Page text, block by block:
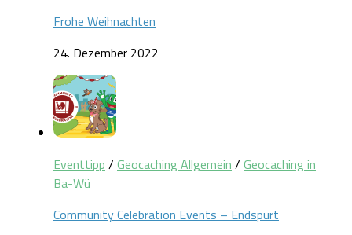
Frohe Weihnachten
24. Dezember 2022
Eventtipp / Geocaching Allgemein / Geocaching in
Ba-Wü
Community Celebration Events – Endspurt